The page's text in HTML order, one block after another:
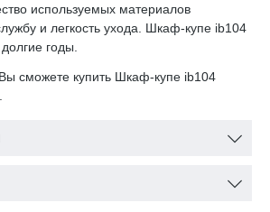
используемых материалов
и легкость ухода. Шкаф-купе ib104
годы.
сможете купить Шкаф-купе ib104